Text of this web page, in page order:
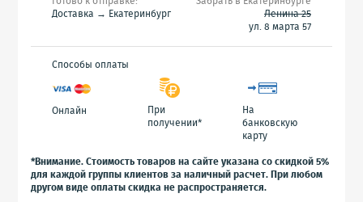
Доставка → Екатеринбург
Ленина 25
ул. 8 марта 57
Способы оплаты
Онлайн
При
получении*
На
банковскую
карту
*Внимание. Стоимость товаров на сайте указана со скидкой 5%
для каждой группы клиентов за наличный расчет. При любом
другом виде оплаты скидка не распространяется.